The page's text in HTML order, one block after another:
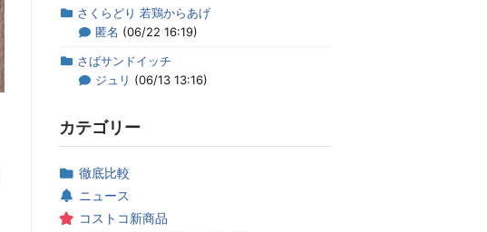
さくらどり 若鶏からあげ
匿名 (06/22 16:19)
さばサンドイッチ
ジュリ (06/13 13:16)
カテゴリー
徹底比較
ニュース
コストコ新商品